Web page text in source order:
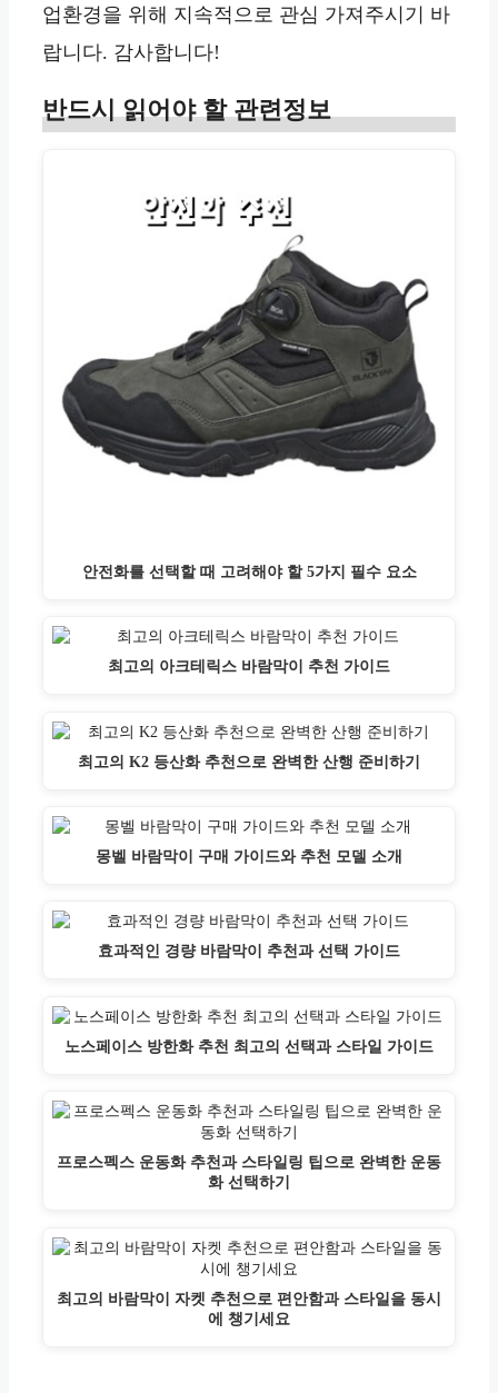
업환경을 위해 지속적으로 관심 가져주시기 바
랍니다. 감사합니다!
반드시 읽어야 할 관련정보
안전화를 선택할 때 고려해야 할 5가지 필수 요소
최고의 아크테릭스 바람막이 추천 가이드
최고의 K2 등산화 추천으로 완벽한 산행 준비하기
몽벨 바람막이 구매 가이드와 추천 모델 소개
효과적인 경량 바람막이 추천과 선택 가이드
노스페이스 방한화 추천 최고의 선택과 스타일 가이드
프로스펙스 운동화 추천과 스타일링 팁으로 완벽한 운동
화 선택하기
최고의 바람막이 자켓 추천으로 편안함과 스타일을 동시
에 챙기세요